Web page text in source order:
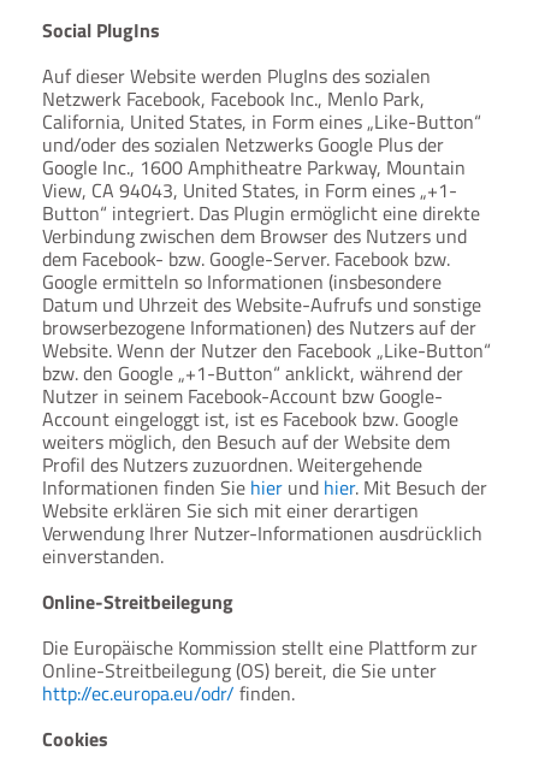
Social PlugIns
Auf dieser Website werden PlugIns des sozialen
Netzwerk Facebook, Facebook Inc., Menlo Park,
California, United States, in Form eines „Like-Button“
und/oder des sozialen Netzwerks Google Plus der
Google Inc., 1600 Amphitheatre Parkway, Mountain
View, CA 94043, United States, in Form eines „+1-
Button“ integriert. Das Plugin ermöglicht eine direkte
Verbindung zwischen dem Browser des Nutzers und
dem Facebook- bzw. Google-Server. Facebook bzw.
Google ermitteln so Informationen (insbesondere
Datum und Uhrzeit des Website-Aufrufs und sonstige
browserbezogene Informationen) des Nutzers auf der
Website. Wenn der Nutzer den Facebook „Like-Button“
bzw. den Google „+1-Button“ anklickt, während der
Nutzer in seinem Facebook-Account bzw Google-
Account eingeloggt ist, ist es Facebook bzw. Google
weiters möglich, den Besuch auf der Website dem
Profil des Nutzers zuzuordnen. Weitergehende
Informationen finden Sie hier und hier. Mit Besuch der
Website erklären Sie sich mit einer derartigen
Verwendung Ihrer Nutzer-Informationen ausdrücklich
einverstanden.
Online-Streitbeilegung
Die Europäische Kommission stellt eine Plattform zur
Online-Streitbeilegung (OS) bereit, die Sie unter
http://ec.europa.eu/odr/ finden.
Cookies